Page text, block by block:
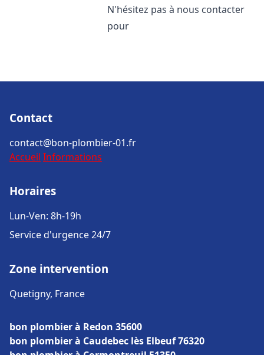
N'hésitez pas à nous contacter
pour
Contact
contact@bon-plombier-01.fr
Accueil Informations
Horaires
Lun-Ven: 8h-19h
Service d'urgence 24/7
Zone intervention
Quetigny, France
bon plombier à Redon 35600
bon plombier à Caudebec lès Elbeuf 76320